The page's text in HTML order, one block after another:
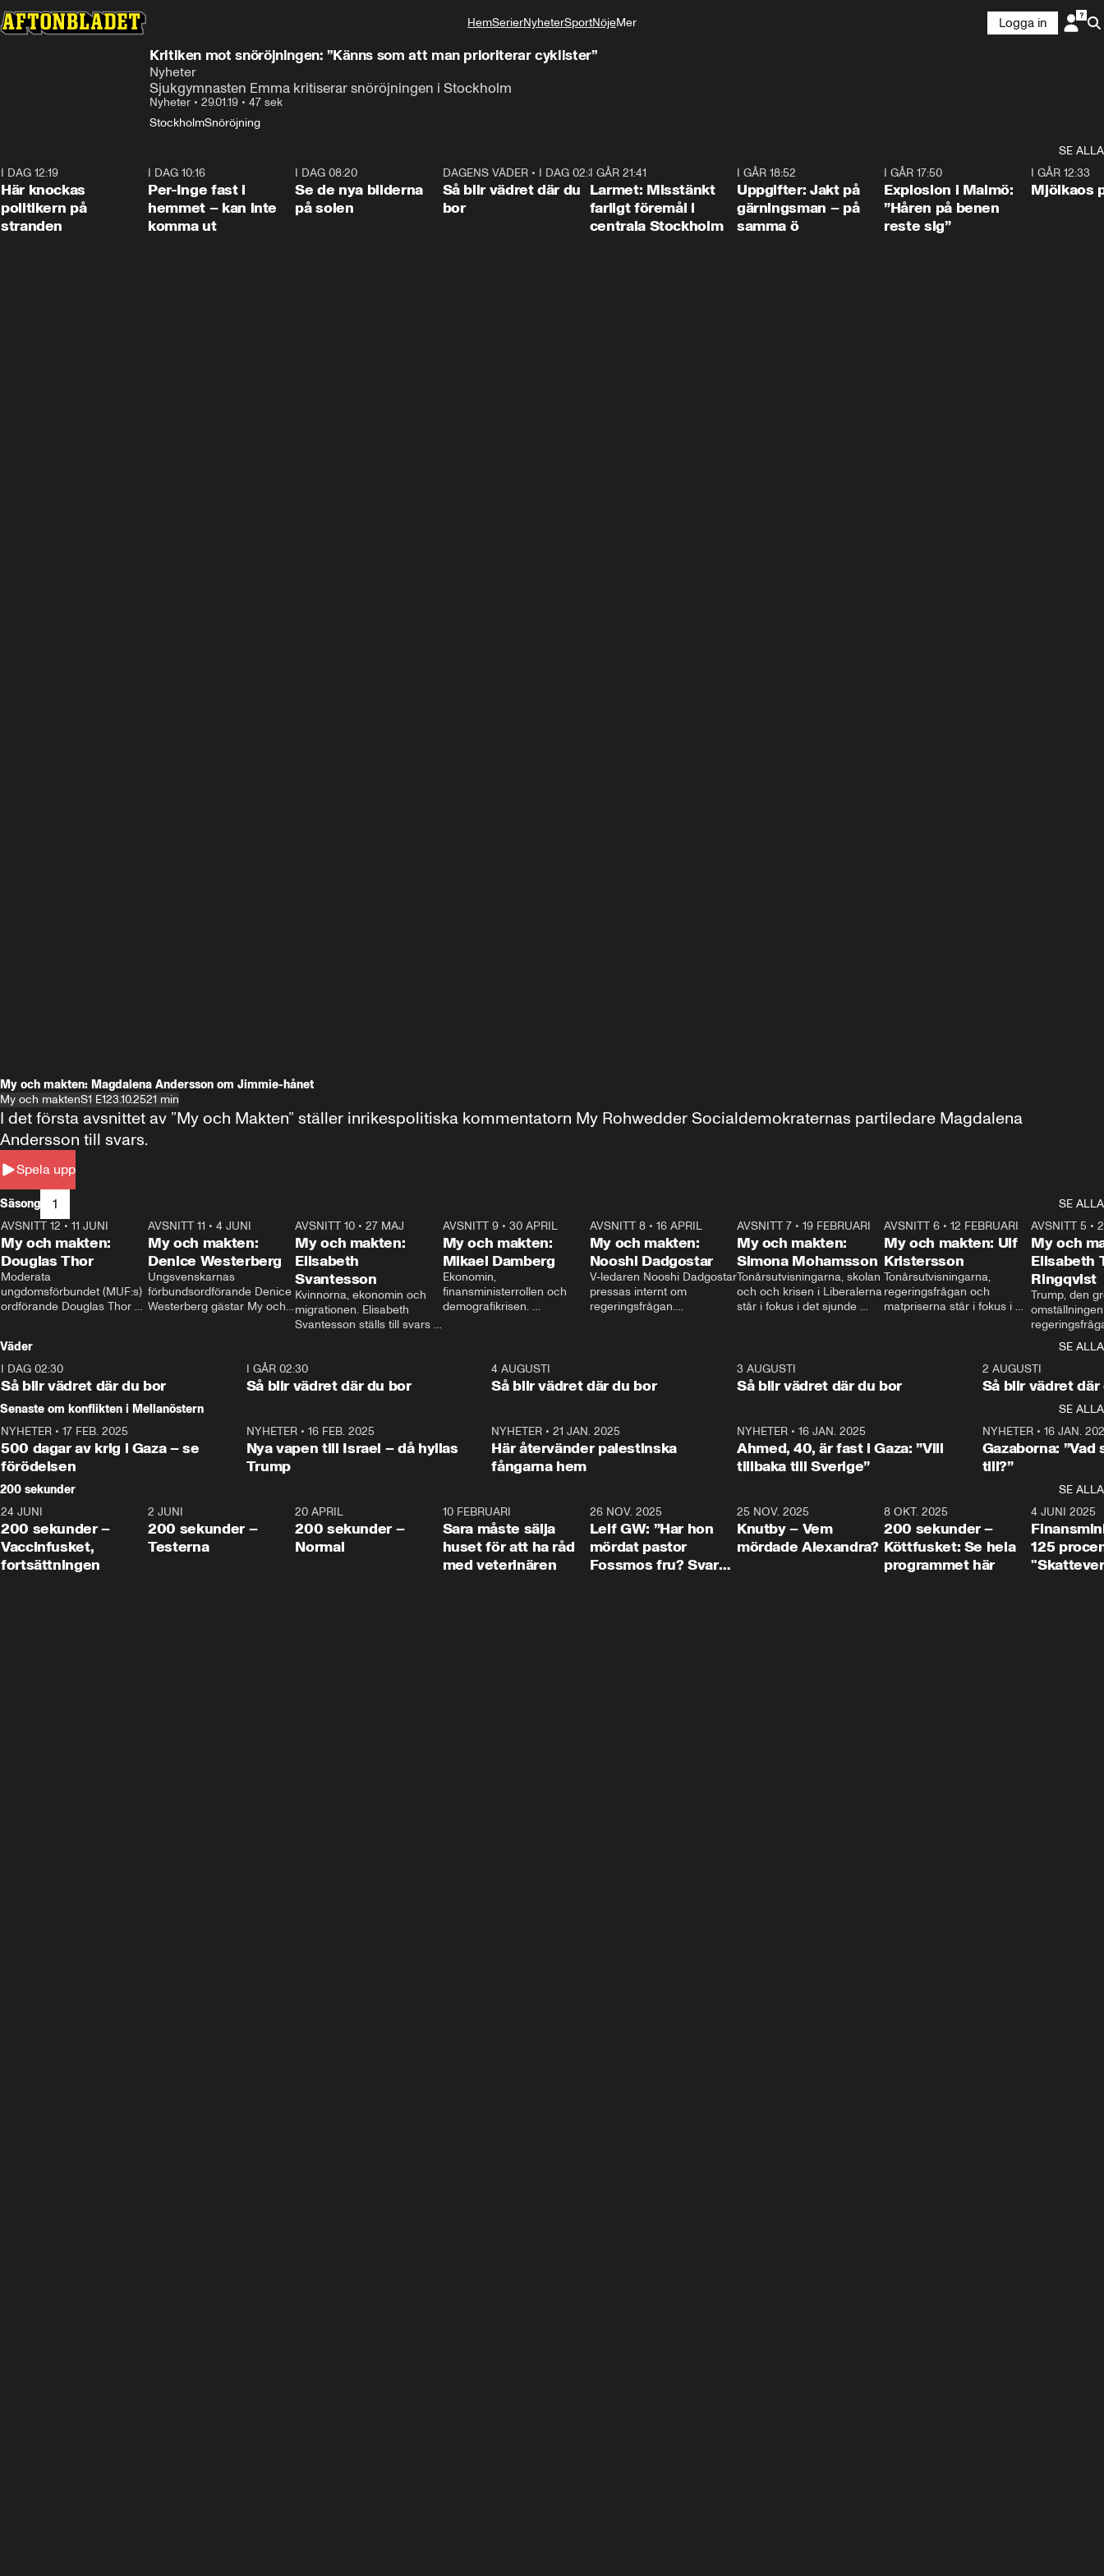
HemSerierNyheterSportNöjeMer
Livsstil
Logga in
Kritiken mot snöröjningen: ”Känns som att man prioriterar cyklister”
Nyheter
Sjukgymnasten Emma kritiserar snöröjningen i Stockholm
Nyheter • 29.01.19 • 47 sek
StockholmSnöröjning
SE ALLA
I DAG 12:19
Här knockas
politikern på
stranden
I DAG 10:16
Per-Inge fast i
hemmet – kan inte
komma ut
I DAG 08:20
Se de nya bilderna
på solen
1:06
DAGENS VÄDER• I DAG 02:30
Så blir vädret där du
bor
I GÅR 21:41
Larmet: Misstänkt
farligt föremål i
centrala Stockholm
I GÅR 18:52
Uppgifter: Jakt på
gärningsman – på
samma ö
I GÅR 17:50
Explosion i Malmö:
”Håren på benen
reste sig”
I GÅR 12:33
Mjölkaos
My och makten: Magdalena Andersson om Jimmie-hånet
My och maktenS1 E123.10.2521 min
Spela upp
I det första avsnittet av ”My och Makten” ställer inrikespolitiska kommentatorn My Rohwedder Socialdemokraternas partiledare Magdalena
Andersson till svars.
Säsong 1
SE ALLA
26:27
AVSNITT 12 • 11 JUNI
My och makten:
Douglas Thor
Moderata
ungdomsförbundet (MUF:s)
ordförande Douglas Thor
tonårsutvisningarna och hur
Moderaterna ska locka
väljare till valet i höst.
23:40
AVSNITT 11 •4 JUNI
My och makten:
Denice Westerberg
Ungsvenskarnas
förbundsordförande Denice
Westerberg gästar My och
AVSNITT 10 •27 MAJ
My och makten:
Elisabeth
Svantesson
Kvinnorna, ekonomin och
migrationen. Elisabeth
Svantesson ställs till svars
AVSNITT 9• 30 APRIL
My och makten:
Mikael Damberg
Ekonomin,
finansministerrollen och
demografikrisen.
och Makten.
AVSNITT 8• 16 APRIL
My och makten:
Nooshi Dadgostar
V-ledaren Nooshi Dadgostar
pressas internt om
regeringsfrågan.
– Vi ställer upp i val. Ska vi
vara med så sitter vi förstås
24:30
AVSNITT 7• 19 FEBRUARI
My och makten:
Simona Mohamsson
Tonårsutvisningarna, skolan
och och krisen i Liberalerna
står i fokus i det sjunde
kommentator My
Rohwedder ställer
utbildnings- och
Mohamsson till svars.
27:30
AVSNITT 6 •12 FEBRUARI
My och makten: Ulf
Kristersson
Tonårsutvisningarna,
regeringsfrågan och
matpriserna står i fokus i
Rohwedder ställer
statsminister Ulf Kristersson
AVSNITT 5 •
My och
Elisabeth
Ringqvist
Trump, den
centrum i
avsnittet av
Makten”. Se
Aftonbladets
Rohwedder
Thand Ring
Väder
SE ALLA
I DAG 02:30
Så blir vädret där du bor
1:06
I GÅR 02:30
Så blir vädret där du bor
4 AUGUSTI
Så blir vädret där du bor
3 AUGUSTI
Så blir vädret där du bor
2 AUGUSTI
Så blir vädret där
Senaste om konflikten i Mellanöstern
SE ALLA
NYHETER • 17 FEB. 2025
500 dagar av krig i Gaza – se
förödelsen
NYHETER• 16 FEB. 2025
Nya vapen till Israel – då hyllas
Trump
NYHETER •21 JAN. 2025
Här återvänder palestinska
fångarna hem
NYHETER• 16 JAN. 2025
Ahmed, 40, är fast i Gaza: ”Vill
tillbaka till Sverige”
NYHETER• 16 JAN.
Gazaborna:
till?”
200 sekunder
SE ALLA
5:00
24 JUNI
200 sekunder –
Vaccinfusket,
fortsättningen
4:23
2 JUNI
200 sekunder –
Testerna
20 APRIL
200 sekunder –
Normal
10 FEBRUARI
Sara måste sälja
huset för att ha råd
med veterinären
26 NOV. 2025
Leif GW: ”Har hon
mördat pastor
Fossmos fru? Svar
31:05
25 NOV. 2025
Knutby – Vem
mördade Alexandra?
4:29
8 OKT. 2025
200 sekunder –
Köttfusket: Se hela
programmet här
4 JUNI 2025
125